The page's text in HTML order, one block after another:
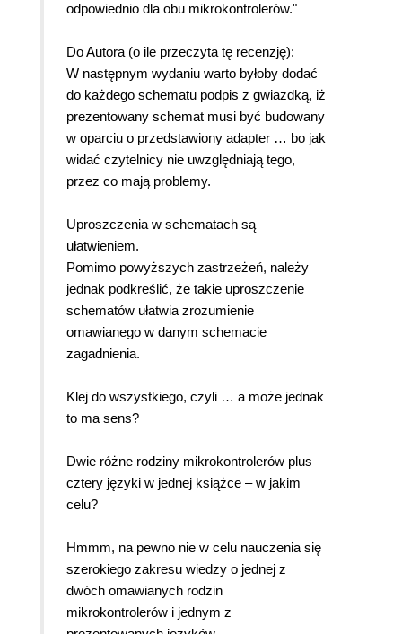
odpowiednio dla obu mikrokontrolerów."
Do Autora (o ile przeczyta tę recenzję):
W następnym wydaniu warto byłoby dodać
do każdego schematu podpis z gwiazdką, iż
prezentowany schemat musi być budowany
w oparciu o przedstawiony adapter … bo jak
widać czytelnicy nie uwzględniają tego,
przez co mają problemy.
Uproszczenia w schematach są
ułatwieniem.
Pomimo powyższych zastrzeżeń, należy
jednak podkreślić, że takie uproszczenie
schematów ułatwia zrozumienie
omawianego w danym schemacie
zagadnienia.
Klej do wszystkiego, czyli … a może jednak
to ma sens?
Dwie różne rodziny mikrokontrolerów plus
cztery języki w jednej książce – w jakim
celu?
Hmmm, na pewno nie w celu nauczenia się
szerokiego zakresu wiedzy o jednej z
dwóch omawianych rodzin
mikrokontrolerów i jednym z